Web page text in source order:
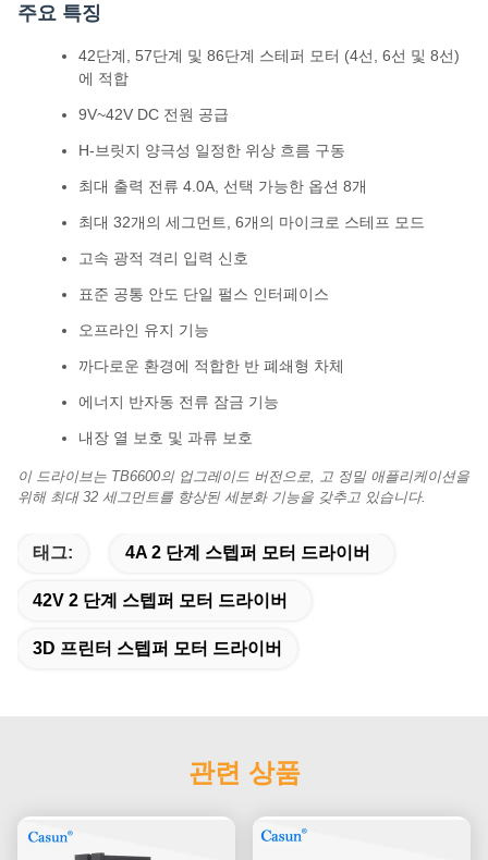
주요 특징
42단계, 57단계 및 86단계 스테퍼 모터 (4선, 6선 및 8선)
에 적합
9V~42V DC 전원 공급
H-브릿지 양극성 일정한 위상 흐름 구동
최대 출력 전류 4.0A, 선택 가능한 옵션 8개
최대 32개의 세그먼트, 6개의 마이크로 스테프 모드
고속 광적 격리 입력 신호
표준 공통 안도 단일 펄스 인터페이스
오프라인 유지 기능
까다로운 환경에 적합한 반 폐쇄형 차체
에너지 반자동 전류 잠금 기능
내장 열 보호 및 과류 보호
이 드라이브는 TB6600의 업그레이드 버전으로, 고 정밀 애플리케이션을
위해 최대 32 세그먼트를 향상된 세분화 기능을 갖추고 있습니다.
태그: 4A 2 단계 스텝퍼 모터 드라이버
42V 2 단계 스텝퍼 모터 드라이버
3D 프린터 스텝퍼 모터 드라이버
관련 상품